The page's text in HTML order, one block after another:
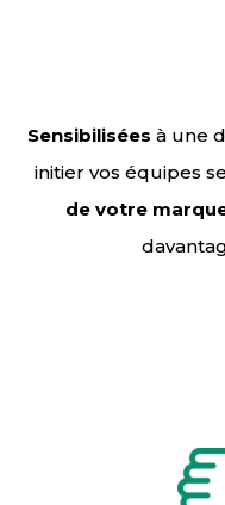
Sensibilisées à une
initier vos équipes
de votre